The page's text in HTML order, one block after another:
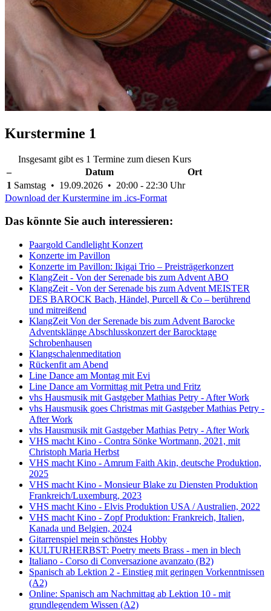
Kurstermine 1
Insgesamt gibt es 1 Termine zum diesen Kurs
–
Datum
Ort
1 Samstag • 19.09.2026 • 20:00 - 22:30 Uhr
Download der Kurstermine im .ics-Format
Das könnte Sie auch interessieren:
Paargold Candlelight Konzert
Konzerte im Pavillon
Konzerte im Pavillon: Ikigai Trio – Preisträgerkonzert
KlangZeit - Von der Serenade bis zum Advent ABO
KlangZeit - Von der Serenade bis zum Advent MEISTER
DES BAROCK Bach, Händel, Purcell & Co – berührend
und mitreißend
KlangZeit Von der Serenade bis zum Advent Barocke
Adventsklänge Abschlusskonzert der Barocktage
Schrobenhausen
Klangschalenmeditation
Rückenfit am Abend
Line Dance am Montag mit Evi
Line Dance am Vormittag mit Petra und Fritz
vhs Hausmusik mit Gastgeber Mathias Petry - After Work
vhs Hausmusik goes Christmas mit Gastgeber Mathias Petry -
After Work
vhs Hausmusik mit Gastgeber Mathias Petry - After Work
VHS macht Kino - Contra Sönke Wortmann, 2021, mit
Christoph Maria Herbst
VHS macht Kino - Amrum Faith Akin, deutsche Produktion,
2025
VHS macht Kino - Monsieur Blake zu Diensten Produktion
Frankreich/Luxemburg, 2023
VHS macht Kino - Elvis Produktion USA / Australien, 2022
VHS macht Kino - Zopf Produktion: Frankreich, Italien,
Kanada und Belgien, 2024
Gitarrenspiel mein schönstes Hobby
KULTURHERBST: Poetry meets Brass - men in blech
Italiano - Corso di Conversazione avanzato (B2)
Spanisch ab Lektion 2 - Einstieg mit geringen Vorkenntnissen
(A2)
Online: Spanisch am Nachmittag ab Lektion 10 - mit
grundlegendem Wissen (A2)